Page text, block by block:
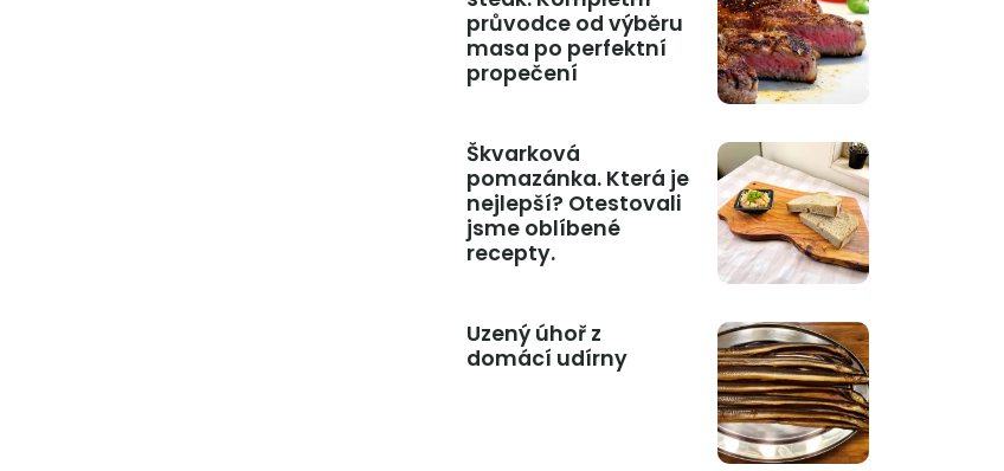
průvodce od výběru
masa po perfektní
propečení
Škvarková
pomazánka. Která je
nejlepší? Otestovali
jsme oblíbené
recepty.
Uzený úhoř z
domácí udírny